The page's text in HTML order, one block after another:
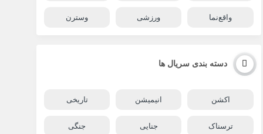
واقع‌نما ورزشی وسترن
دسته بندی سریال ها
اکشن انیمیشن تاریخی
ترسناک جنایی جنگی